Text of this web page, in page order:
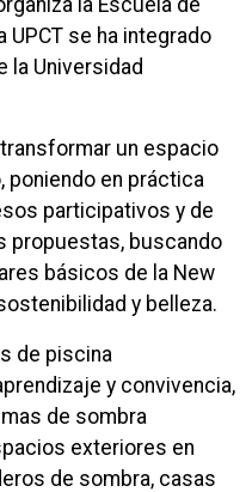
la Escuela de
se ha integrado
la Universidad
un espacio
poniendo en práctica
participativos y de
propuestas, buscando
básicos de la New
y belleza.
de piscina
y convivencia,
de sombra
exteriores en
de sombra, casas